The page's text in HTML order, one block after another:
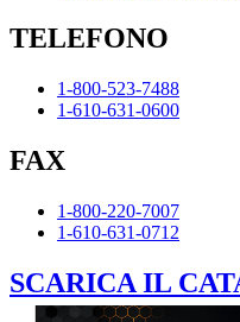
TELEFONO
1-800-523-7488
1-610-631-0600
FAX
1-800-220-7007
1-610-631-0712
SCARICA IL